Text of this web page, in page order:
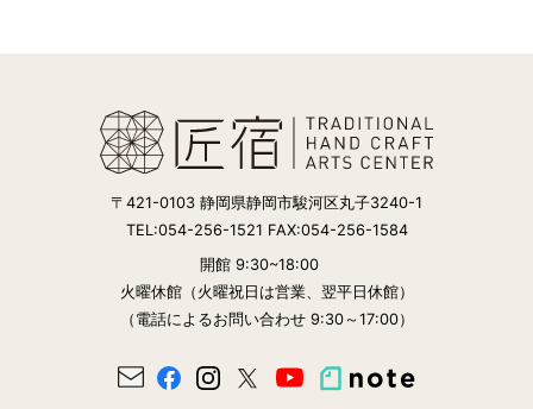
〒421-0103 静岡県静岡市駿河区丸子3240-1
TEL:054-256-1521 FAX:054-256-1584
開館 9:30~18:00
火曜休館（火曜祝日は営業、翌平日休館）
（電話によるお問い合わせ 9:30～17:00）